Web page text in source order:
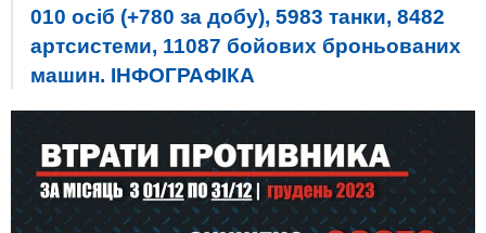
010 осіб (+780 за добу), 5983 танки, 8482
артсистеми, 11087 бойових броньованих
машин. ІНФОГРАФІКА